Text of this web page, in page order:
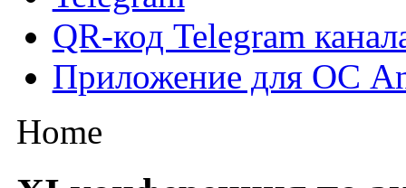
QR-код Telegram
Приложение для ОС
Home